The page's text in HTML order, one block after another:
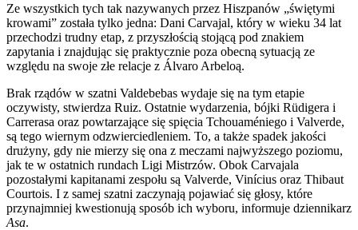
Ze wszystkich tych tak nazywanych przez Hiszpanów „świętymi
krowami” została tylko jedna: Dani Carvajal, który w wieku 34 lat
przechodzi trudny etap, z przyszłością stojącą pod znakiem
zapytania i znajdując się praktycznie poza obecną sytuacją ze
względu na swoje złe relacje z Álvaro Arbeloą.
Brak rządów w szatni Valdebebas wydaje się na tym etapie
oczywisty, stwierdza Ruiz. Ostatnie wydarzenia, bójki Rüdigera i
Carrerasa oraz powtarzające się spięcia Tchouaméniego i Valverde,
są tego wiernym odzwierciedleniem. To, a także spadek jakości
drużyny, gdy nie mierzy się ona z meczami najwyższego poziomu,
jak te w ostatnich rundach Ligi Mistrzów. Obok Carvajala
pozostałymi kapitanami zespołu są Valverde, Vinícius oraz Thibaut
Courtois. I z samej szatni zaczynają pojawiać się głosy, które
przynajmniej kwestionują sposób ich wyboru, informuje dziennikarz
Asa.